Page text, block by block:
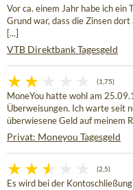
Vor ca. einem Jahr habe ich
Grund war, dass die Zinsen
[...]
VTB Direktbank Tagesgeld
(1,75)
MoneYou hatte wohl am
Überweisungen. Ich warte seit
überwiesene Geld auf meinem
Privat: Moneyou Tagesgeld
(2,5)
Es wird bei der